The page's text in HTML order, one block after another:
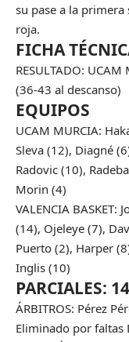
su pase a la
roja.
FICHA
RESULTADO: UCAM
(36-43 al descanso)
EQUIPOS
UCAM MURCIA:
Sleva (12), Diagné
Radovic (10),
Morin (4)
VALENCIA
(14), Ojeleye (7),
Puerto (2), Harper
Inglis (10)
PARCIALES:
ÁRBITROS: Pérez
Eliminado por faltas